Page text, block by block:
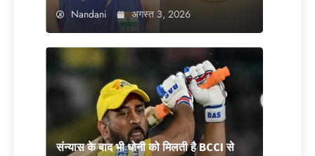
Nandani अगस्त 3, 2026
संन्यास के बाद भी धोनी को मिलती है BCCI से